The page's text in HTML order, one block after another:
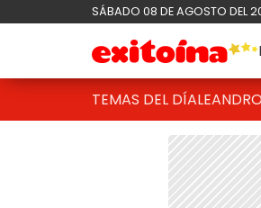
SÁBADO 08 DE AGOSTO DEL
TEMAS DEL DÍA